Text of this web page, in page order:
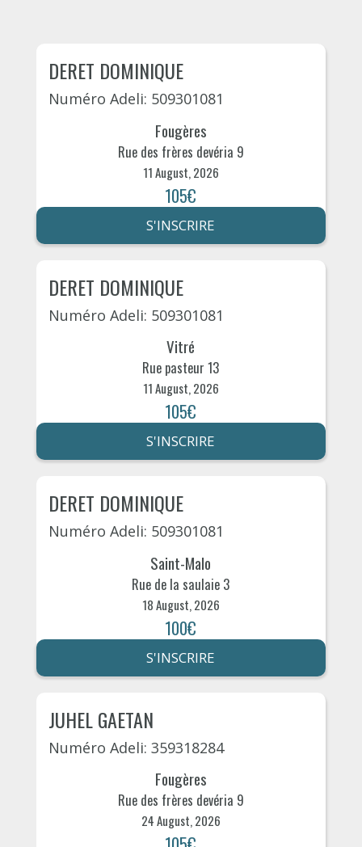
DERET DOMINIQUE
Numéro Adeli: 509301081
Fougères
Rue des frères devéria 9
11 August, 2026
105€
S'INSCRIRE
DERET DOMINIQUE
Numéro Adeli: 509301081
Vitré
Rue pasteur 13
11 August, 2026
105€
S'INSCRIRE
DERET DOMINIQUE
Numéro Adeli: 509301081
Saint-Malo
Rue de la saulaie 3
18 August, 2026
100€
S'INSCRIRE
JUHEL GAETAN
Numéro Adeli: 359318284
Fougères
Rue des frères devéria 9
24 August, 2026